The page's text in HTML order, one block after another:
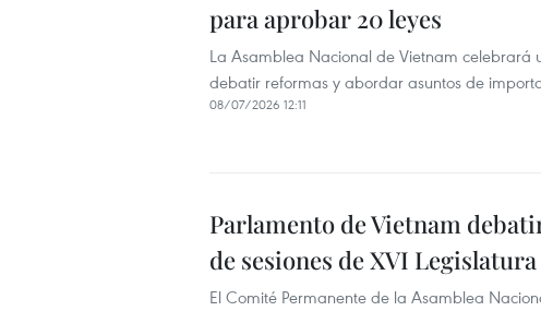
para aprobar 20 leyes
La Asamblea Nacional de Vietnam
debatir reformas y abordar asuntos de
08/07/2026 12:11
Parlamento de Vietnam
de sesiones de XVI Legislatura
El Comité Permanente de la Asamblea